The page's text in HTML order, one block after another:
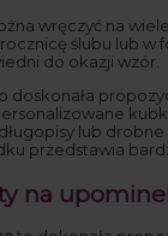
wręczyć na
ślubu lub
do okazji wzór.
doskonała
lub
przedstawia
na